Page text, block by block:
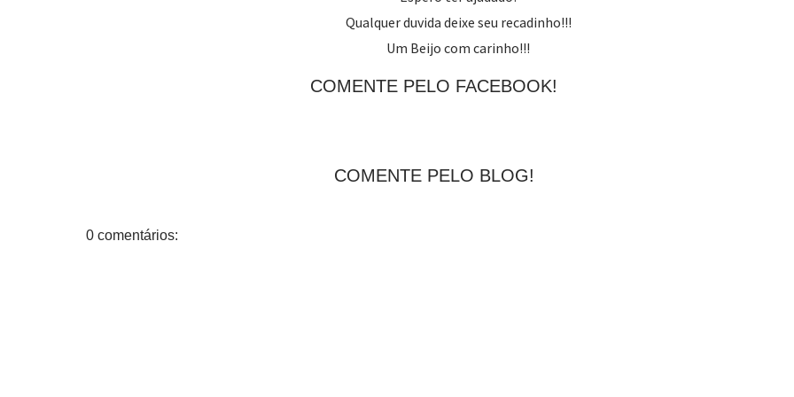
Qualquer duvida deixe seu recadinho!!!
Um Beijo com carinho!!!
COMENTE PELO FACEBOOK!
COMENTE PELO BLOG!
0 comentários: